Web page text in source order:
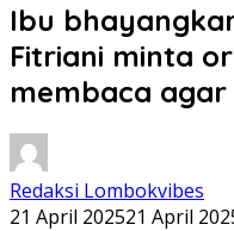
Ibu
Fitriani minta
membaca
Redaksi Lombokvibes
21 April 202521 April